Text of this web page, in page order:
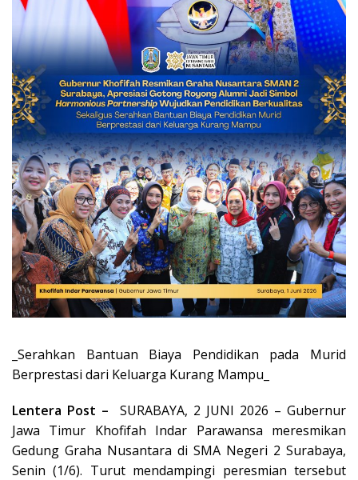
_Serahkan Bantuan Biaya Pendidikan pada Murid
Berprestasi dari Keluarga Kurang Mampu_
Lentera Post –
SURABAYA, 2 JUNI 2026 – Gubernur
Jawa Timur Khofifah Indar Parawansa meresmikan
Gedung Graha Nusantara di SMA Negeri 2 Surabaya,
Senin (1/6). Turut mendampingi peresmian tersebut